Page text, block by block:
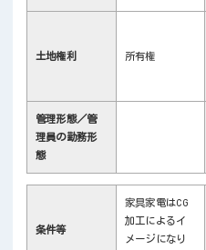
土地権利 所有権
管理形態／管
理員の勤務形
態
条件等
家具家電はCG
加工によるイ
メージになり